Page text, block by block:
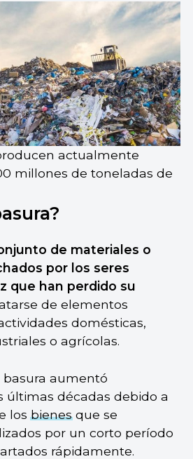
actualmente
millones de toneladas de
de materiales o
por los seres
que han perdido su
de elementos
domésticas,
o agrícolas.
basura aumentó
últimas décadas debido a
losbienesque se
por un corto período
rápidamente.